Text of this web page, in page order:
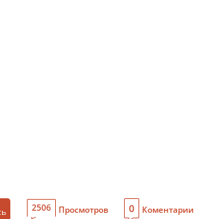
2506 Просмотров 0 Коментарии